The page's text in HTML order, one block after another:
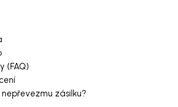
(FAQ)
zásilku?